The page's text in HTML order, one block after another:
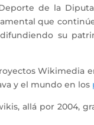
de la
que
su
Wikimedia
y el mundo en los
allá por 2004,